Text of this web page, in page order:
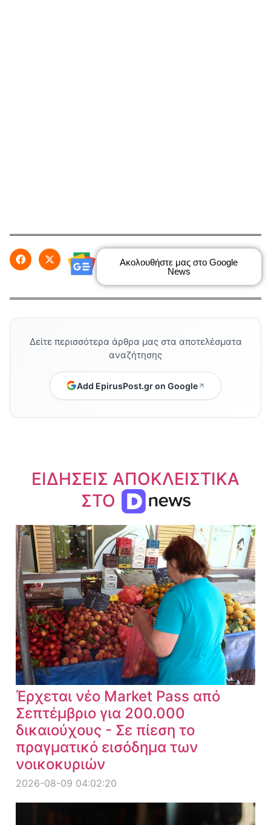
Ακολουθήστε μας στο Google
News
Δείτε περισσότερα άρθρα μας στα αποτελέσματα
αναζήτησης
Add EpirusPost.gr on Google
ΕΙΔΗΣΕΙΣ ΑΠΟΚΛΕΙΣΤΙΚΑ
ΣΤΟ
Έρχεται νέο Market Pass από
Σεπτέμβριο για 200.000
δικαιούχους - Σε πίεση το
πραγματικό εισόδημα των
νοικοκυριών
2026-08-09 04:02:20